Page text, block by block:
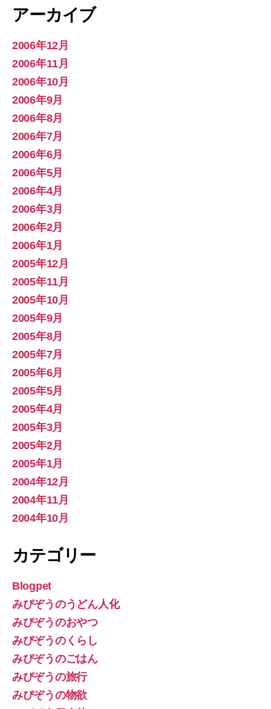
アーカイブ
2006年12月
2006年11月
2006年10月
2006年9月
2006年8月
2006年7月
2006年6月
2006年5月
2006年4月
2006年3月
2006年2月
2006年1月
2005年12月
2005年11月
2005年10月
2005年9月
2005年8月
2005年7月
2005年6月
2005年5月
2005年4月
2005年3月
2005年2月
2005年1月
2004年12月
2004年11月
2004年10月
カテゴリー
Blogpet
みぴぞうのうどん人化
みぴぞうのおやつ
みぴぞうのくらし
みぴぞうのごはん
みぴぞうの旅行
みぴぞうの物欲